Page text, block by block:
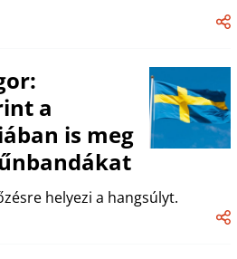
a
is meg
helyezi a hangsúlyt.